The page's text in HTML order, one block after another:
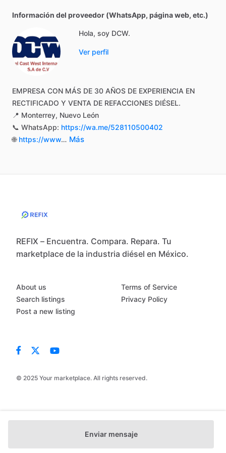
Información del proveedor (WhatsApp, página web, etc.)
Hola, soy DCW.
Ver perfil
EMPRESA CON MÁS DE 30 AÑOS DE EXPERIENCIA EN
RECTIFICADO Y VENTA DE REFACCIONES DIÉSEL.
📍 Monterrey, Nuevo León
📞 WhatsApp: https://wa.me/528110500402
🌐 https://www… Más
Enviar mensaje
REFIX – Encuentra. Compara. Repara. Tu
marketplace de la industria diésel en México.
© 2025 Your marketplace. All rights reserved.
About us
Search listings
Post a new listing
Terms of Service
Privacy Policy